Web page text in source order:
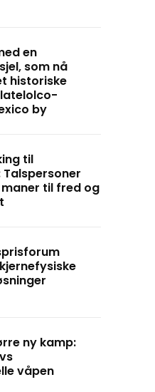
en
som nå
historiske
by
til
til fred og
ny kamp:
våpen